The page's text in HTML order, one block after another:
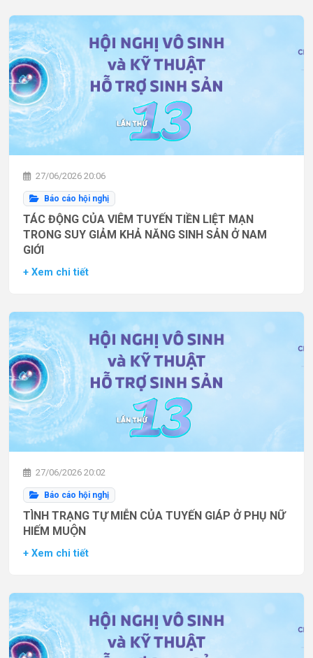
27/06/2026 20:06
Báo cáo hội nghị
TÁC ĐỘNG CỦA VIÊM TUYẾN TIỀN LIỆT MẠN
TRONG SUY GIẢM KHẢ NĂNG SINH SẢN Ở NAM
GIỚI
+ Xem chi tiết
27/06/2026 20:02
Báo cáo hội nghị
TÌNH TRẠNG TỰ MIỄN CỦA TUYẾN GIÁP Ở PHỤ NỮ
HIẾM MUỘN
+ Xem chi tiết